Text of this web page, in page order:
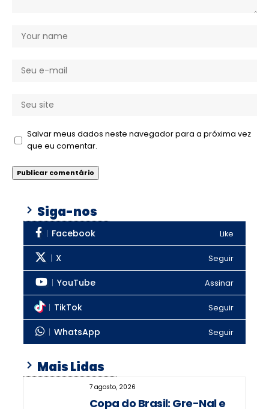
Salvar meus dados neste navegador para a próxima vez
que eu comentar.
Siga-nos
Facebook Like
X Seguir
YouTube Assinar
TikTok Seguir
WhatsApp Seguir
Mais Lidas
7 agosto, 2026
Copa do Brasil: Gre-Nal e